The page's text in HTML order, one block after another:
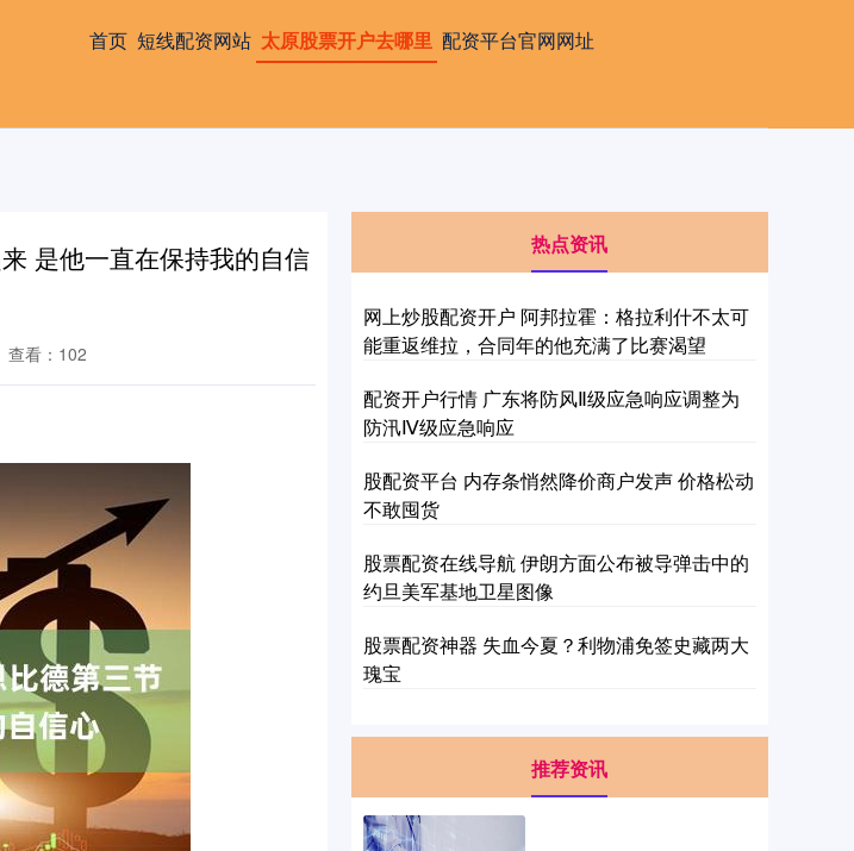
首页 短线配资网站 太原股票开户去哪里 配资平台官网网址
是他一直在保持我的自信
查看：102
热点资讯
网上炒股配资开户 阿邦拉霍：格拉利什不太可
能重返维拉，合同年的他充满了比赛渴望
配资开户行情 广东将防风Ⅱ级应急响应调整为
防汛Ⅳ级应急响应
股配资平台 内存条悄然降价商户发声 价格松动
不敢囤货
股票配资在线导航 伊朗方面公布被导弹击中的
约旦美军基地卫星图像
股票配资神器 失血今夏？利物浦免签史藏两大
瑰宝
推荐资讯